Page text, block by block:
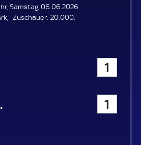
L
E
N
Samstag, 06.06.2026.
Zuschauer: Z
20.000.
1
1